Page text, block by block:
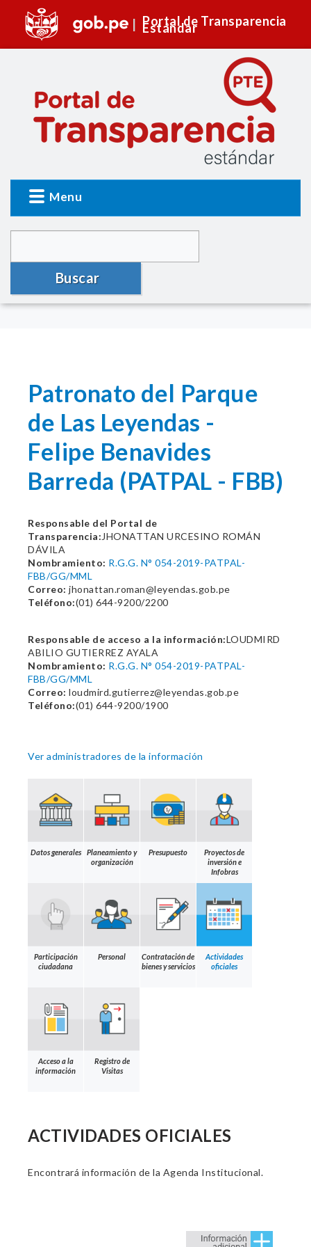
Portal de Transparencia
Estándar
Menu
Buscar
Patronato del Parque
de Las Leyendas -
Felipe Benavides
Barreda (PATPAL - FBB)
Responsable del Portal de
Transparencia: JHONATTAN URCESINO ROMÁN
DÁVILA
Nombramiento: R.G.G. N° 054-2019-PATPAL-
FBB/GG/MML
Correo: jhonattan.roman@leyendas.gob.pe
Teléfono:(01) 644-9200/2200
Responsable de acceso a la información:LOUDMIRD
ABILIO GUTIERREZ AYALA
Nombramiento: R.G.G. N° 054-2019-PATPAL-
FBB/GG/MML
Correo: loudmird.gutierrez@leyendas.gob.pe
Teléfono:(01) 644-9200/1900
Ver administradores de la información
Datos generales
Planeamiento y
organización
Presupuesto
Proyectos de
inversión e
Infobras
Participación
ciudadana
Personal
Contratación de
bienes y servicios
Actividades
oficiales
Acceso a la
información
Registro de
Visitas
ACTIVIDADES OFICIALES
Encontrará información de la Agenda Institucional.